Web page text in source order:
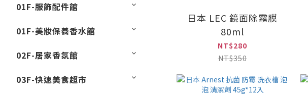
01F-服飾配件館
01F-美妝保養香水館
02F-居家香氛館
03F-快速美食超市
日本 LEC 鏡面除霧膜
80ml
NT$280
NT$350